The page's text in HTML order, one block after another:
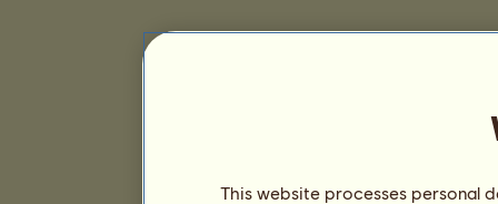
This website processes personal